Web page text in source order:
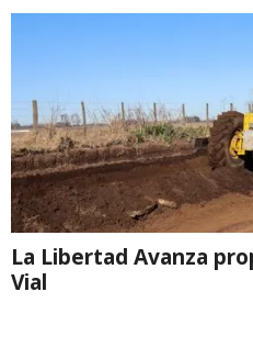
La Libertad Avanza
Vial